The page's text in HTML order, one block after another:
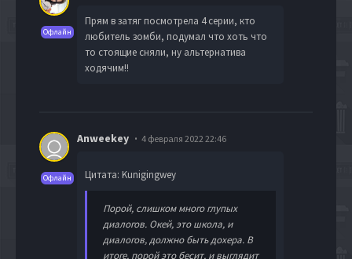
Офлайн
Прям в затяг посмотрела 4 серии, кто
любитель зомби, подумал что хоть что
то стоящие сняли, ну альтернатива
ходячим!!
Офлайн
Anweekey 4 февраля 2022 22:46
Цитата: Kunigingwey
Порой, слишком много глупых
диалогов. Окей, это школа, и
диалогов, должно быть дохера. В
итоге, порой это бесит, и выглядит